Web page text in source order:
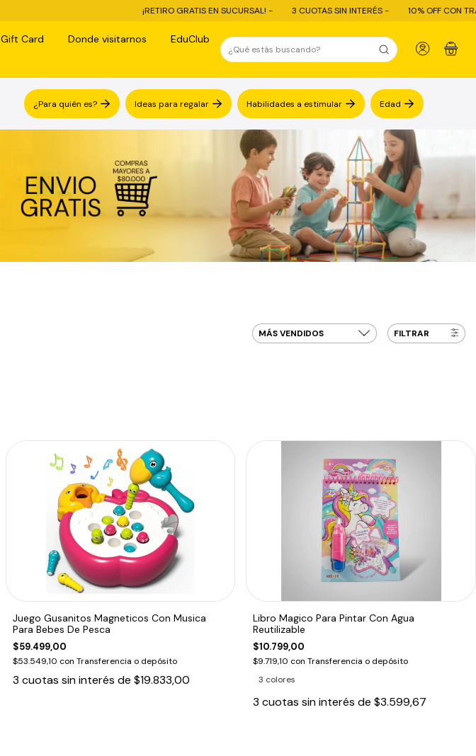
3 CUOTAS SIN INTERÉS - 10% OFF CON TRANSFERENCIA - ENVÍO GRATIS
Gift Card Donde visitarnos
EduClub
0
¿Para quién es? Ideas para regalar Habilidades a estimular Edad
FILTRAR
Juego Gusanitos Magneticos Con Musica
Para Bebes De Pesca
$59.499,00
$53.549,10 con Transferencia o depósito
3 cuotas sin interés de $19.833,00
Libro Magico Para Pintar Con Agua
Reutilizable
$10.799,00
$9.719,10 con Transferencia o depósito
3 colores
3 cuotas sin interés de$3.599,67